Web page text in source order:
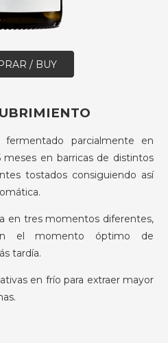
/ BUY
fermentado parcialmente en
en barricas de distintos
tostados consiguiendo así
en tres momentos diferentes,
el momento óptimo de
tardía.
en frío para extraer mayor